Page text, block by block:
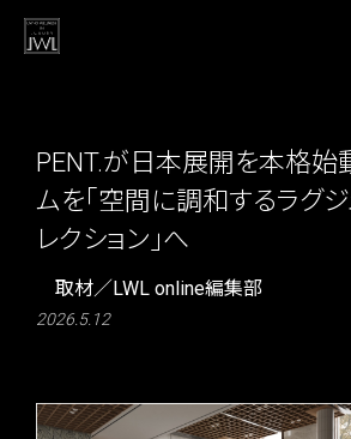
PENT.が日本展開を本格始
ムを「空間に調和するラグジ
レクション」へ
取材／LWL online編集部
2026.5.12